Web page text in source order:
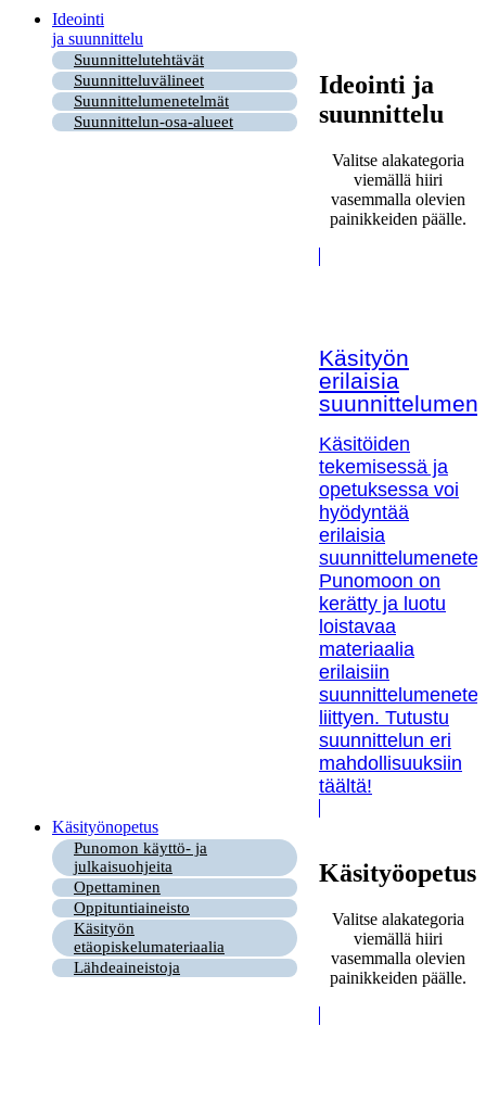
Ideointi
ja suunnittelu
Suunnittelutehtävät
Suunnitteluvälineet
Suunnittelumenetelmät
Suunnittelun-osa-alueet
Ideointi ja
suunnittelu
Valitse alakategoria
viemällä hiiri
vasemmalla olevien
painikkeiden päälle.
Käsityön
erilaisia
Käsitöiden
tekemisessä ja
opetuksessa voi
hyödyntää
erilaisia
Punomoon on
kerätty ja luotu
loistavaa
materiaalia
erilaisiin
liittyen. Tutustu
suunnittelun eri
mahdollisuuksiin
täältä!
Käsityönopetus
Punomon käyttö- ja
julkaisuohjeita
Opettaminen
Oppituntiaineisto
Käsityön
etäopiskelumateriaalia
Lähdeaineistoja
Käsityöopetus
Valitse alakategoria
viemällä hiiri
vasemmalla olevien
painikkeiden päälle.